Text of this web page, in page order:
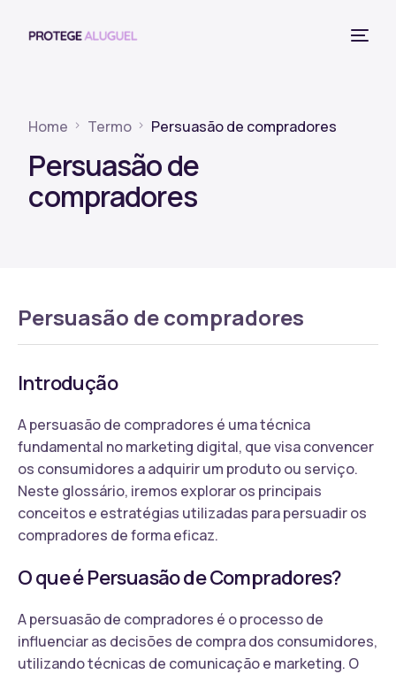
Home Termo Persuasão de compradores
Persuasão de
compradores
Persuasão de compradores
Introdução
A persuasão de compradores é uma técnica
fundamental no marketing digital, que visa convencer
os consumidores a adquirir um produto ou serviço.
Neste glossário, iremos explorar os principais
conceitos e estratégias utilizadas para persuadir os
compradores de forma eficaz.
O que é Persuasão de Compradores?
A persuasão de compradores é o processo de
influenciar as decisões de compra dos consumidores,
utilizando técnicas de comunicação e marketing. O